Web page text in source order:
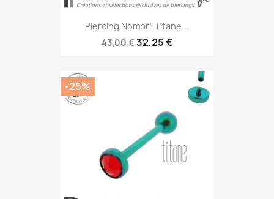
Piercing Nombril Titane...
43,00 €32,25 €
-25%